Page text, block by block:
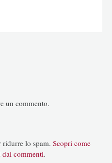
un commento.
lo spam. Scopri come
commenti.